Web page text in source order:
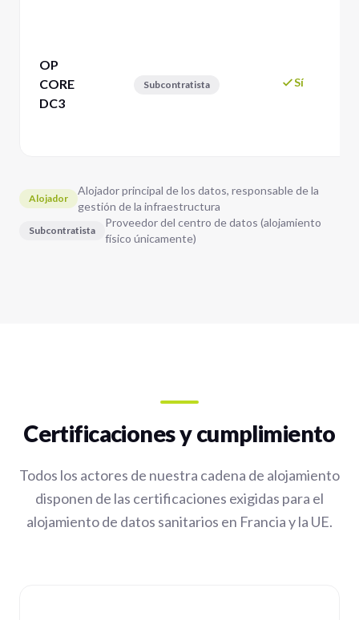
OP
CORE
DC3
Subcontratista Sí
Alojador
Alojador principal de los datos, responsable de la
gestión de la infraestructura
Subcontratista
Proveedor del centro de datos (alojamiento
físico únicamente)
Certificaciones y cumplimiento
Todos los actores de nuestra cadena de alojamiento
disponen de las certificaciones exigidas para el
alojamiento de datos sanitarios en Francia y la UE.